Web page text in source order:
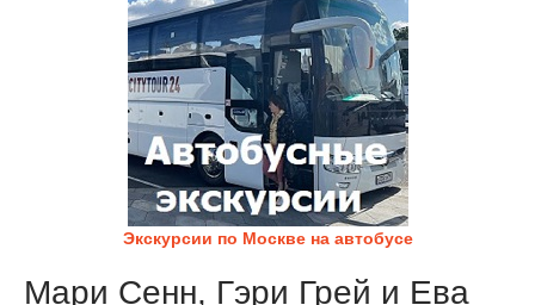
Экскурсии по Москве на автобусе
Мари Сенн, Гэри Грей и Ева